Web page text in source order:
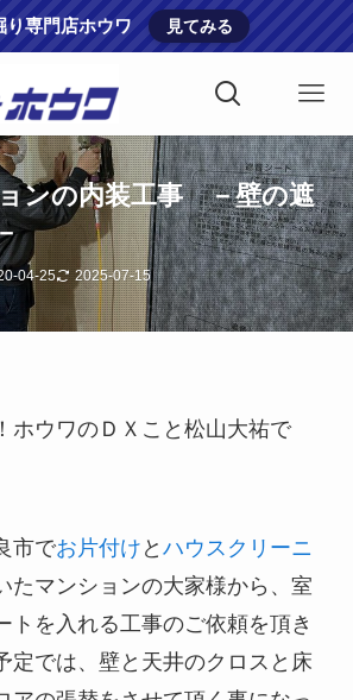
り専門店ホウワ 見てみる
ンの内装工事 －壁の遮
04-25 2025-07-15
ホウワのＤＸこと松山大祐で
市でお片付け と ハウスクリーニ
たマンションの大家様から、室
トを入れる工事のご依頼を頂き
定では、壁と天井のクロスと床